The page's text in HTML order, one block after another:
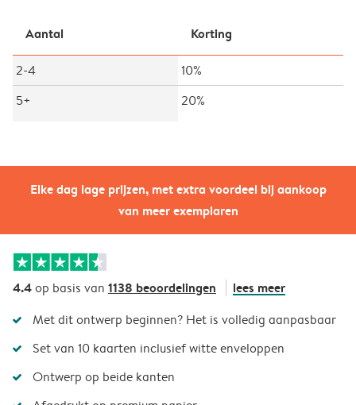
Elke dag lage prijzen, met extra voordeel bij aankoop
van meer exemplaren
Aantal Korting
2-4
10%
5+
20%
4.4op basis van 1138 beoordelingen lees meer
Met dit ontwerp beginnen? Het is volledig aanpasbaar
Set van 10 kaarten inclusief witte enveloppen
Ontwerp op beide kanten